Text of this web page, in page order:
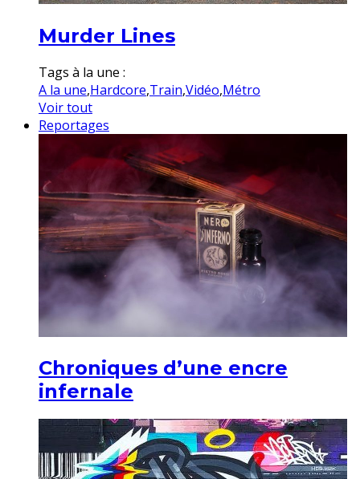
Murder Lines
Tags à la une :
A la une,Hardcore,Train,Vidéo,Métro
Voir tout
Reportages
Chroniques d’une encre
infernale